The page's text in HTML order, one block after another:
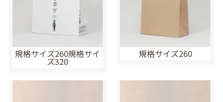
規格サイズ260規格サイ
ズ320
規格サイズ260